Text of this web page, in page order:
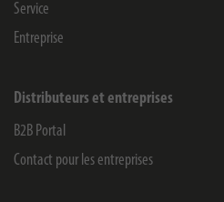
Service
Entreprise
Distributeurs et entreprises
B2B Portal
Contact pour les entreprises